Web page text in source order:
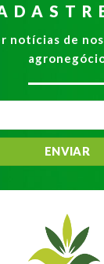
notícias de